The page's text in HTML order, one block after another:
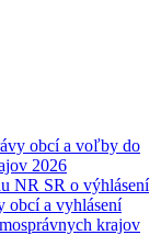
obcí a voľby do
2026
NR SR o výhlásení
obcí a vyhlásení
krajov